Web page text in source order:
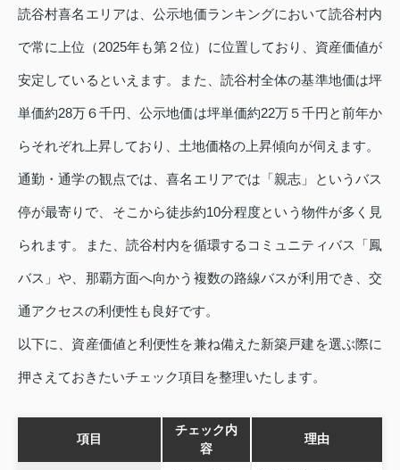
読谷村喜名エリアは、公示地価ランキングにおいて読谷村内
で常に上位（2025年も第２位）に位置しており、資産価値が
安定しているといえます。また、読谷村全体の基準地価は坪
単価約28万６千円、公示地価は坪単価約22万５千円と前年か
らそれぞれ上昇しており、土地価格の上昇傾向が伺えます。
通勤・通学の観点では、喜名エリアでは「親志」というバス
停が最寄りで、そこから徒歩約10分程度という物件が多く見
られます。また、読谷村内を循環するコミュニティバス「鳳
バス」や、那覇方面へ向かう複数の路線バスが利用でき、交
通アクセスの利便性も良好です。
以下に、資産価値と利便性を兼ね備えた新築戸建を選ぶ際に
押さえておきたいチェック項目を整理いたします。
項目
チェック内
容
理由